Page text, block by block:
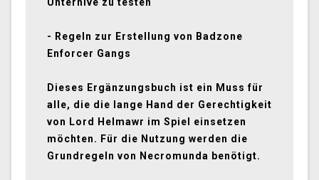
Unterhive zu testen
- Regeln zur Erstellung von Badzone
Enforcer Gangs
Dieses Ergänzungsbuch ist ein Muss für
alle, die die lange Hand der Gerechtigkeit
von Lord Helmawr im Spiel einsetzen
möchten. Für die Nutzung werden die
Grundregeln von Necromunda benötigt.